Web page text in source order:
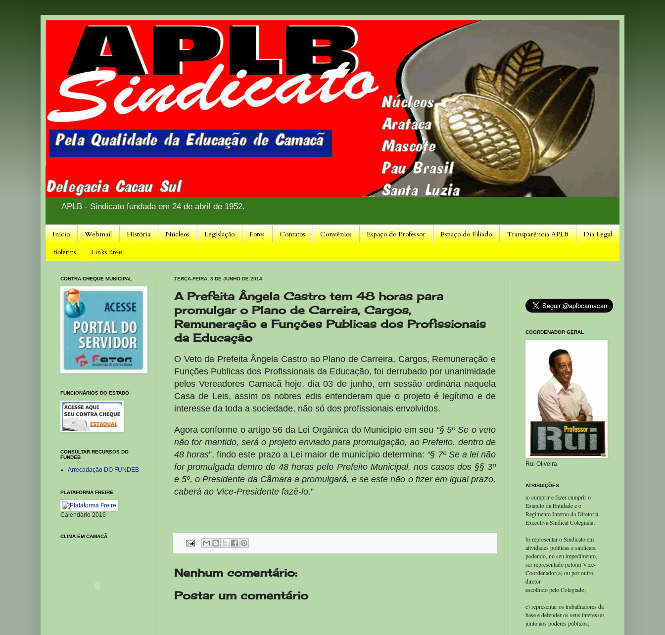
APLB - Sindicato fundada em 24 de abril de 1952.
Início Webmail História Núcleos Legislação Fotos Contatos Convênios Espaço do Professor Espaço do Filiado Transparência APLB
Dia Legal
Boletins
Links úteis
TERÇA-FEIRA, 3 DE JUNHO DE 2014
A Prefeita Ângela Castro tem 48 horas para
promulgar o Plano de Carreira, Cargos,
Remuneração e Funções Publicas dos Profissionais
da Educação
O Veto da Prefeita Ângela Castro ao Plano de Carreira, Cargos, Remuneração e
Funções Publicas dos Profissionais da Educação, foi derrubado por unanimidade
pelos Vereadores Camacã hoje, dia 03 de junho, em sessão ordinária naquela
Casa de Leis, assim os nobres edis entenderam que o projeto é legítimo e de
interesse da toda a sociedade, não só dos profissionais envolvidos.
Agora conforme o artigo 56 da Lei Orgânica do Município em seu “§ 5º Se o veto
não for mantido, será o projeto enviado para promulgação, ao Prefeito. dentro de
48 horas”, findo este prazo a Lei maior de município determina: “§ 7º Se a lei não
for promulgada dentro de 48 horas pelo Prefeito Municipal, nos casos dos §§ 3º
e 5º, o Presidente da Câmara a promulgará, e se este não o fizer em igual prazo,
caberá ao Vice-Presidente fazê-lo.”
Nenhum comentário:
Postar um comentário
CONTRA CHEQUE MUNICIPAL
FUNCIONÁRIOS DO ESTADO
CONSULTAR RECURSOS DO
FUNDEB
Arrecadação DO FUNDEB
PLATAFORMA FREIRE
Calendário 2016
CLIMA EM CAMACÃ
COORDENADOR GERAL
Rui Oliveira
ATRIBUIÇÕES:
a) cumprir e fazer cumprir o
Estatuto da Entidade e o
Regimento Interno da Diretoria
Executiva Sindical Colegiada;
b) representar o Sindicato em
atividades políticas e sindicais,
podendo, no seu impedimento,
ser representado pelo(a) Vice-
Coordenador(a) ou por outro
diretor
escolhido pelo Colegiado;
c) representar os trabalhadores da
base e defender os seus interesses
junto aos poderes públicos;